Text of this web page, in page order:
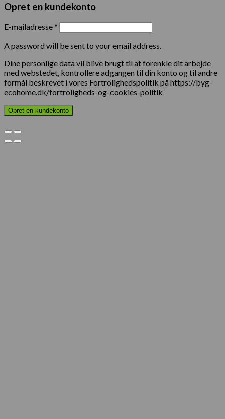
Opret en kundekonto
E-mailadresse*
A password will be sent to your email address.
Dine personlige data vil blive brugt til at forenkle dit arbejde
med webstedet, kontrollere adgangen til din konto og til andre
formål beskrevet i vores Fortrolighedspolitik på https://byg-
ecohome.dk/fortroligheds-og-cookies-politik
Opret en kundekonto